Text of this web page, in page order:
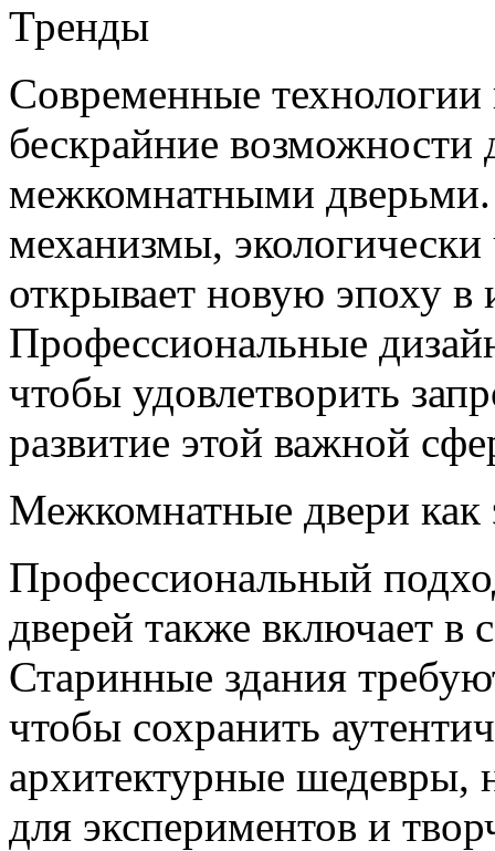
Тренды
Современные
бескрайние возможности
межкомнатными
механизмы,
открывает новую эпоху в
Профессиональные
чтобы удовлетворить
развитие этой важной
Межкомнатные двери как
Профессиональный
дверей также включает в
Старинные здания
чтобы сохранить
архитектурные шедевры,
для экспериментов и